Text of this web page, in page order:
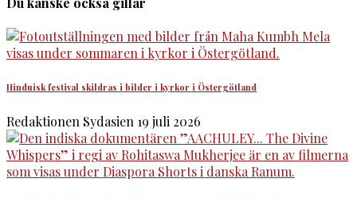
Hinduisk festival skildras i bilder i kyrkor i Östergötland
Redaktionen Sydasien 19 juli 2026